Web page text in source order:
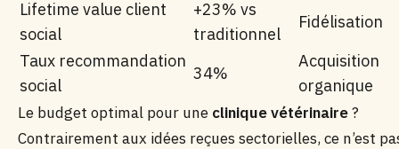
Lifetime value client
social
+23% vs
traditionnel
Fidélisation
Taux recommandation
social
34%
Acquisition
organique
Le budget optimal pour une clinique vétérinaire?
Contrairement aux idées reçues sectorielles, ce n’est